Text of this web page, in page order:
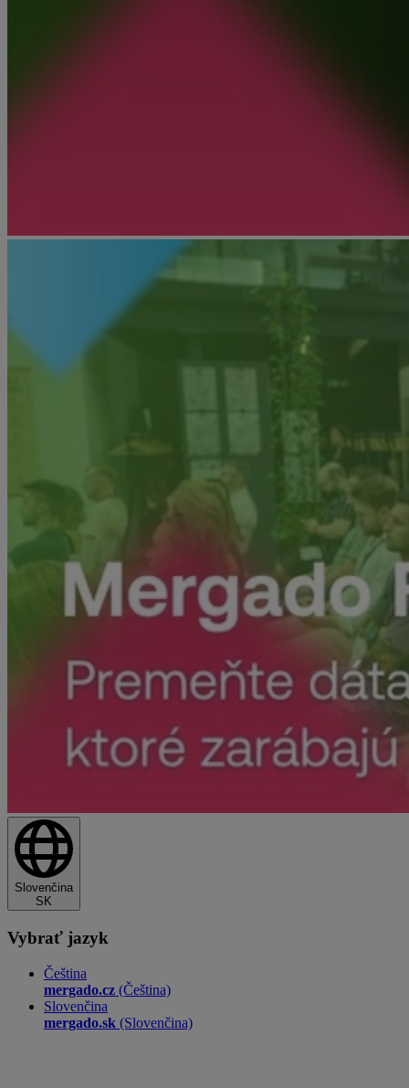
Slovenčina
SK
Vybrať jazyk
Čeština
mergado.cz (Čeština)
Slovenčina
mergado.sk (Slovenčina)